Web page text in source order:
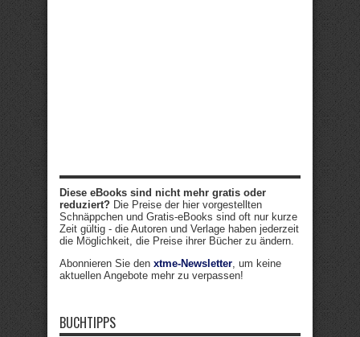
Diese eBooks sind nicht mehr gratis oder
reduziert? Die Preise der hier vorgestellten
Schnäppchen und Gratis-eBooks sind oft nur kurze
Zeit gültig - die Autoren und Verlage haben jederzeit
die Möglichkeit, die Preise ihrer Bücher zu ändern.
Abonnieren Sie den xtme-Newsletter, um keine
aktuellen Angebote mehr zu verpassen!
BUCHTIPPS